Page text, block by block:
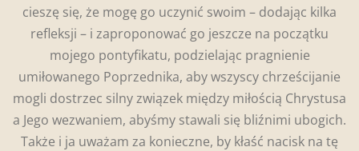
cieszę się, że mogę go uczynić swoim – dodając kilka
refleksji – i zaproponować go jeszcze na początku
mojego pontyfikatu, podzielając pragnienie
umiłowanego Poprzednika, aby wszyscy chrześcijanie
mogli dostrzec silny związek między miłością Chrystusa
a Jego wezwaniem, abyśmy stawali się bliźnimi ubogich.
Także i ja uważam za konieczne, by kłaść nacisk na tę